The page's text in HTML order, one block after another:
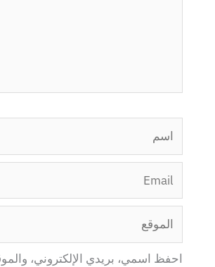
احفظ اسمي، بريدي الإلكتروني،